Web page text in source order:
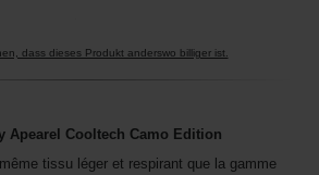
dass dieses Produkt anderswo billiger ist.
Apearel Cooltech Camo Edition
tissu léger et respirant que la gamme